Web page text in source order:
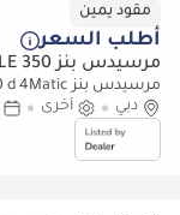
مقود يمين
أطلب السعر
مرسيدس بنز GLE 350
مرسيدس بنز GLE 350 d 4Matic (للتصدير فقط)
دبي
أخرى